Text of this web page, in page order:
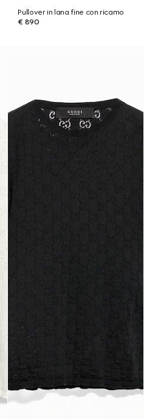
Pullover in lana fine con ricamo
€ 890